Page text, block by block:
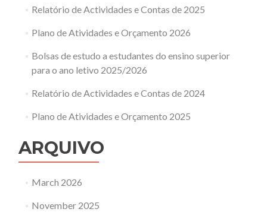
Relatório de Actividades e Contas de 2025
Plano de Atividades e Orçamento 2026
Bolsas de estudo a estudantes do ensino superior
para o ano letivo 2025/2026
Relatório de Actividades e Contas de 2024
Plano de Atividades e Orçamento 2025
ARQUIVO
March 2026
November 2025